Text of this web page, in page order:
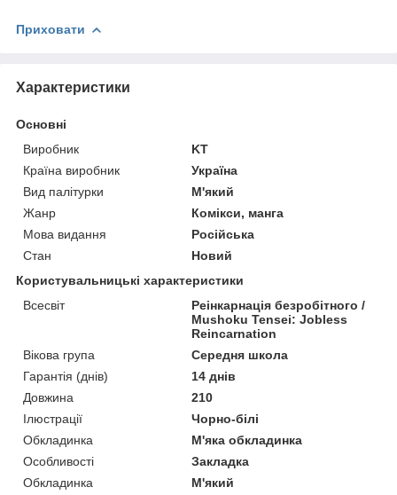
Приховати
Характеристики
Основні
Виробник
KT
Країна виробник
Україна
Вид палітурки
М'який
Жанр
Комікси, манга
Мова видання
Російська
Стан
Новий
Користувальницькі характеристики
Всесвіт
Реінкарнація безробітного /
Mushoku Tensei: Jobless
Reincarnation
Вікова група
Середня школа
Гарантія (днів)
14 днів
Довжина
210
Ілюстрації
Чорно-білі
Обкладинка
М'яка обкладинка
Особливості
Закладка
Обкладинка
М'який